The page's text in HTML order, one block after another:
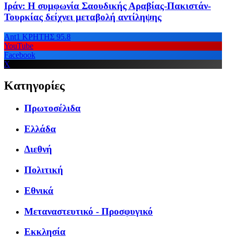
Ιράν: Η συμφωνία Σαουδικής Αραβίας-Πακιστάν-
Τουρκίας δείχνει μεταβολή αντίληψης
Ant1 ΚΡΗΤΗΣ 95.8
YouTube
Facebook
X
Κατηγορίες
Πρωτοσέλιδα
Ελλάδα
Διεθνή
Πολιτική
Εθνικά
Μεταναστευτικό - Προσφυγικό
Εκκλησία